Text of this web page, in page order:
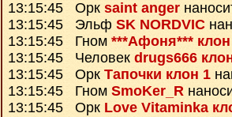
13:15:45 Орк saint anger
13:15:45 Эльф SK NORDVIC
13:15:45 Гном ***Афоня***
13:15:45 Человек drugs666
13:15:45 Орк Тапочки клон 1
13:15:45 Гном SmoKer_R
13:15:45 Орк Love Vitaminka